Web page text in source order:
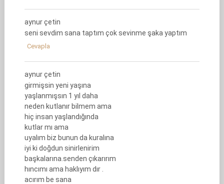
aynur çetin
seni sevdim sana taptım çok sevinme şaka yaptım
Cevapla
aynur çetin
girmişsin yeni yaşına
yaşlanmışsın 1 yıl daha
neden kutlanır bilmem ama
hiç insan yaşlandığında
kutlar mı ama
uyalım biz bunun da kuralına
iyi ki doğdun sinirlenirim
başkalarına.senden çıkarırım
hıncımı ama haklıyım dır .
acırım be sana